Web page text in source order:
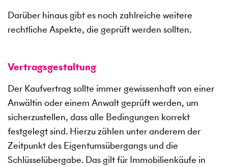
Darüber hinaus gibt es noch zahlreiche weitere
rechtliche Aspekte, die geprüft werden sollten.
Vertragsgestaltung
Der Kaufvertrag sollte immer gewissenhaft von einer
Anwältin oder einem Anwalt geprüft werden, um
sicherzustellen, dass alle Bedingungen korrekt
festgelegt sind. Hierzu zählen unter anderem der
Zeitpunkt des Eigentumsübergangs und die
Schlüsselübergabe. Das gilt für Immobilienkäufe in